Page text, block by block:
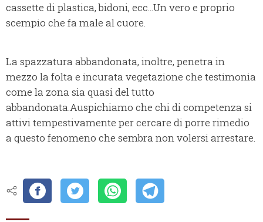
cassette di plastica, bidoni, ecc...Un vero e proprio
scempio che fa male al cuore.
La spazzatura abbandonata, inoltre, penetra in
mezzo la folta e incurata vegetazione che testimonia
come la zona sia quasi del tutto
abbandonata.Auspichiamo che chi di competenza si
attivi tempestivamente per cercare di porre rimedio
a questo fenomeno che sembra non volersi arrestare.